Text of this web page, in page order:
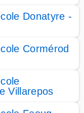
Donatyre -
Cormérod
Villarepos